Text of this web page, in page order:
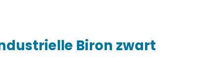
Biron zwart